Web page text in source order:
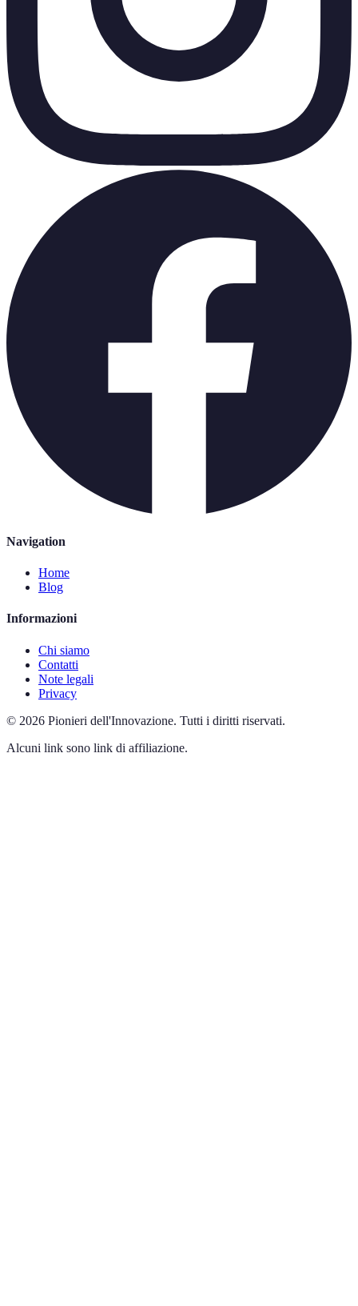
Navigation
Home
Blog
Informazioni
Chi siamo
Contatti
Note legali
Privacy
© 2026 Pionieri dell'Innovazione. Tutti i diritti riservati.
Alcuni link sono link di affiliazione.